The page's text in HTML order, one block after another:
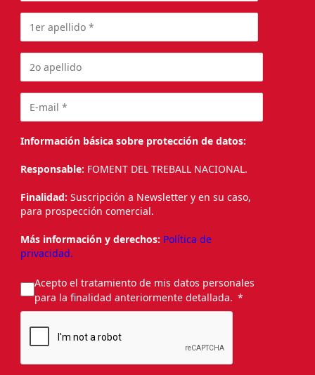
Información básica sobre protección de datos:
Responsable: FOMENT DEL TREBALL NACIONAL.
Finalidad: Suscripción a Newsletter y en su caso,
para prospección comercial.
Más información y derechos: Política de
privacidad.
Acepto el tratamiento de mis datos personales
para la finalidad anteriormente detallada.